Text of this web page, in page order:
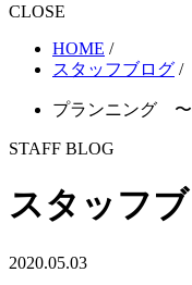
CLOSE
HOME /
スタッフブログ /
プランニング
STAFF BLOG
スタッフ
2020.05.03